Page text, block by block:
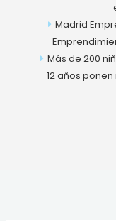
Madrid
Más de 200
12 años